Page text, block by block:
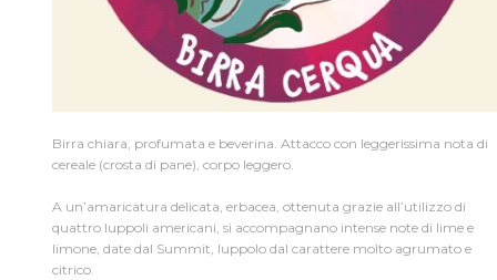
Birra chiara, profumata e beverina. Attacco con leggerissima nota di
cereale (crosta di pane), corpo leggero.
A un’amaricatura delicata, erbacea, ottenuta grazie all’utilizzo di
quattro luppoli americani, si accompagnano intense note di lime e
limone, date dal Summit, luppolo dal carattere molto agrumato e
citrico.